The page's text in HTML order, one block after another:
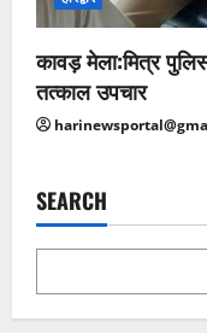
कावड़ मेला:मित्र
तत्काल उपचार
SEARCH